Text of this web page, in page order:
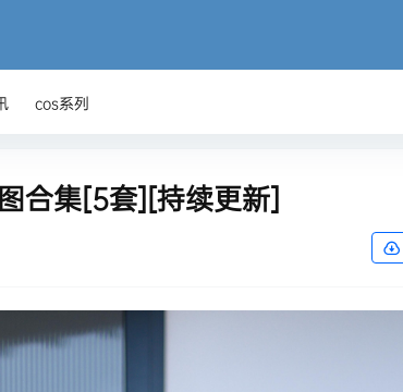
cos系列
合集[5套][持续更新]